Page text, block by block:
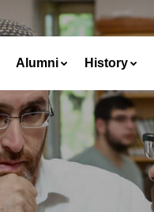
Alumni History